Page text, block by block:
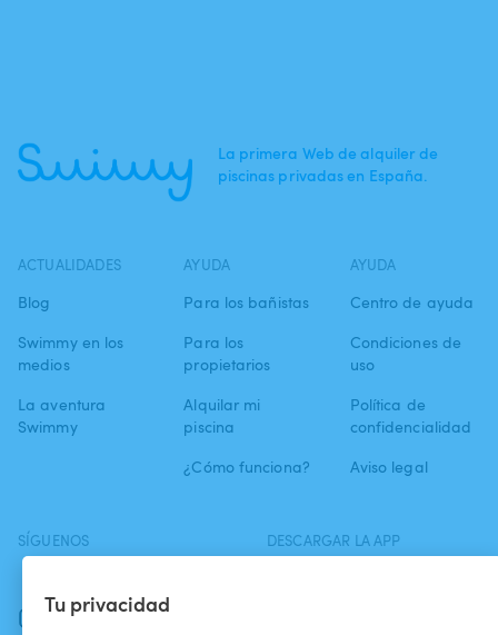
Tu privacidad
La primera Web de alquiler de
piscinas privadas en España.
ACTUALIDADES
Blog
Swimmy en los
medios
La aventura
Swimmy
AYUDA
Para los bañistas
Para los
propietarios
Alquilar mi
piscina
¿Cómo funciona?
AYUDA
Centro de ayuda
Condiciones de
uso
Política de
confidencialidad
Aviso legal
SÍGUENOS
Instagram
DESCARGAR LA APP